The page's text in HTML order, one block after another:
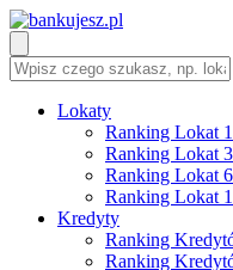
Lokaty
Ranking Lokat
Ranking Lokat
Ranking Lokat
Ranking Lokat
Kredyty
Ranking
Ranking